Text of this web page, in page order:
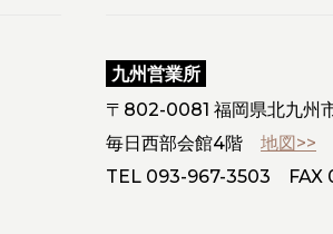
九州営業所
〒802-0081 福岡県北九州
毎日西部会館4階 地図>>
TEL 093-967-3503 FAX